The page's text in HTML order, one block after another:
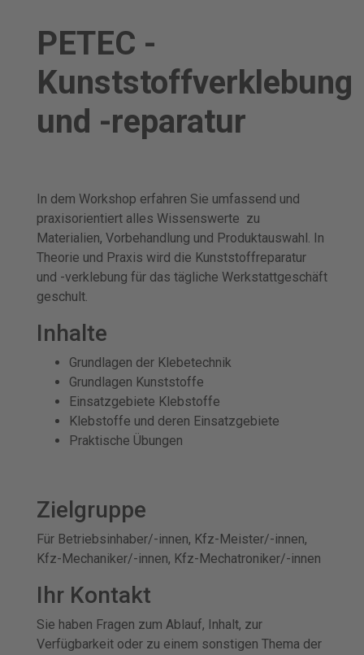
PETEC -
Kunststoffverklebung
und -reparatur
In dem Workshop erfahren Sie umfassend und
praxisorientiert alles Wissenswerte zu
Materialien, Vorbehandlung und Produktauswahl. In
Theorie und Praxis wird die Kunststoffreparatur
und -verklebung für das tägliche Werkstattgeschäft
geschult.
Inhalte
Grundlagen der Klebetechnik
Grundlagen Kunststoffe
Einsatzgebiete Klebstoffe
Klebstoffe und deren Einsatzgebiete
Praktische Übungen
Zielgruppe
Für Betriebsinhaber/-innen, Kfz-Meister/-innen,
Kfz-Mechaniker/-innen, Kfz-Mechatroniker/-innen
Ihr Kontakt
Sie haben Fragen zum Ablauf, Inhalt, zur
Verfügbarkeit oder zu einem sonstigen Thema der